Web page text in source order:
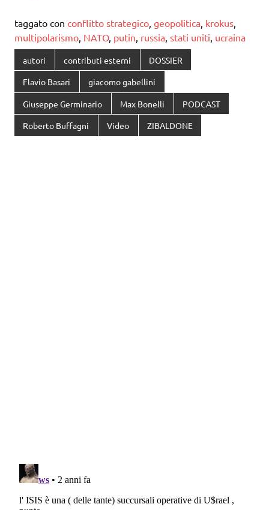
taggato con conflitto strategico geopolitica krokus
multipolarismo NATO, putin russia stati uniti ucraina
autori contributi esterni DOSSIER
Flavio Basari giacomo gabellini
Giuseppe Germinario Max Bonelli PODCAST
Roberto Buffagni Video ZIBALDONE